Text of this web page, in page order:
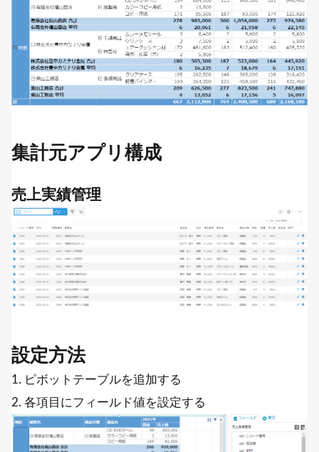
集計元アプリ構成
売上実績管理
設定方法
1. ピボットテーブルを追加する
2. 各項目にフィールド値を設定する